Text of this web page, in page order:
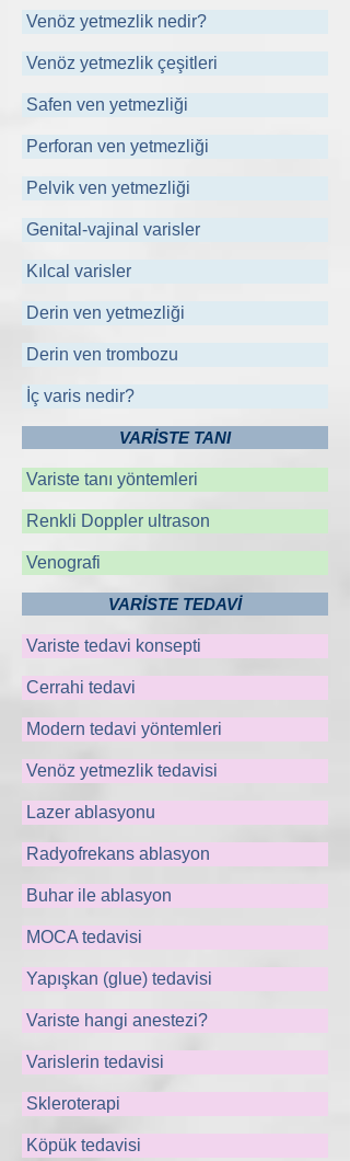
Venöz yetmezlik nedir?
Venöz yetmezlik çeşitleri
Safen ven yetmezliği
Perforan ven yetmezliği
Pelvik ven yetmezliği
Genital-vajinal varisler
Kılcal varisler
Derin ven yetmezliği
Derin ven trombozu
İç varis nedir?
VARİSTE TANI
Variste tanı yöntemleri
Renkli Doppler ultrason
Venografi
VARİSTE TEDAVİ
Variste tedavi konsepti
Cerrahi tedavi
Modern tedavi yöntemleri
Venöz yetmezlik tedavisi
Lazer ablasyonu
Radyofrekans ablasyon
Buhar ile ablasyon
MOCA tedavisi
Yapışkan (glue) tedavisi
Variste hangi anestezi?
Varislerin tedavisi
Skleroterapi
Köpük tedavisi